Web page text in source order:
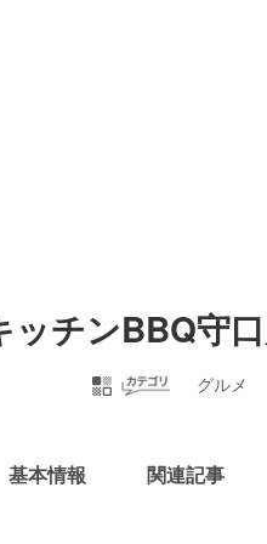
ッチンBBQ守
グルメ
基本情報 関連記事